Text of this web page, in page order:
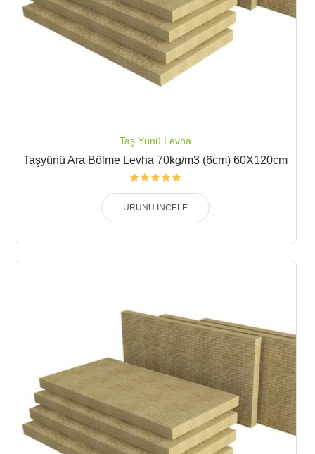
Taş Yünü Levha
Taşyünü Ara Bölme Levha 70kg/m3 (6cm) 60X120cm
ÜRÜNÜ İNCELE